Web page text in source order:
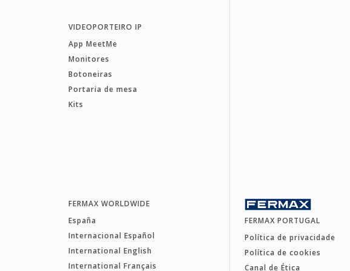
VIDEOPORTEIRO IP
App MeetMe
Monitores
Botoneiras
Portaria de mesa
Kits
FERMAX WORLDWIDE
España
Internacional Español
International English
International Français
FERMAX PORTUGAL
Política de privacidade
Política de cookies
Canal de Ética